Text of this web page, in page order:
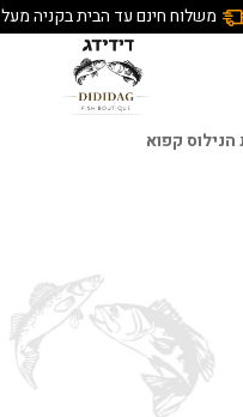
משלוח חינם עד הבית בקניה מעל ₪500
הנילוס קפוא